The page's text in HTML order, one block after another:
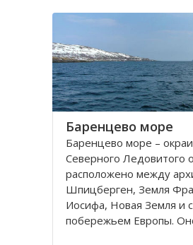
расположено
Баренцево море
Баренцево море –
Северного Ледовитого
расположено между
Шпицберген, Земля
Иосифа, Новая Земля и
побережьем Европы.